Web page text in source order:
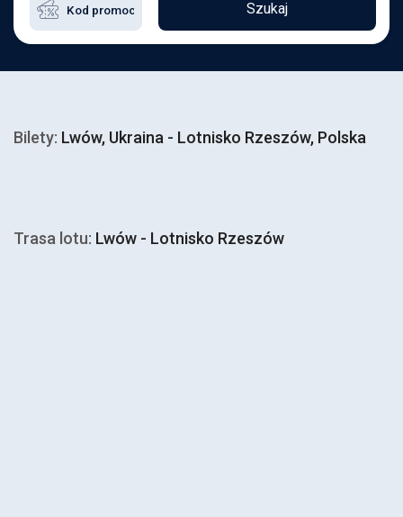
Szukaj
Bilety: Lwów, Ukraina - Lotnisko Rzeszów, Polska
Trasa lotu: Lwów - Lotnisko Rzeszów